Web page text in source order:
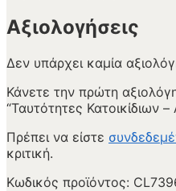
Αξιολογήσεις
Δεν υπάρχει καμία
Κάνετε την πρώτη
“Ταυτότητες Κατοικίδιων
Πρέπει να είστε
κριτική.
Κωδικός προϊόντος: